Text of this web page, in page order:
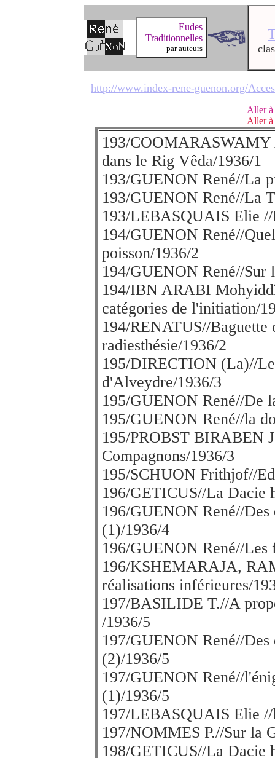
Eudes
Traditionnelles
par auteurs
http://www.index-rene-guenon.org/
Aller à
Aller à
193/
dans le Rig Vêda/1936/1
193/GUENON René//La
193/GUENON René//La
193/LEBASQUAIS Elie
194/GUENON René//
poisson/1936/2
194/GUENON René//Sur
194/IBN ARABI
catégories de l'initiation/
194/RENATUS//
radiesthésie/1936/2
195/DIRECTION (La)//
d'Alveydre/1936/3
195/GUENON René//De
195/GUENON René//la
195/PROBST BIRABEN
Compagnons/1936/3
195/SCHUON Frithjof//
196/GETICUS//La Dacie
196/GUENON René//
(1)/1936/4
196/GUENON René//Les
196/KSHEMARAJA,
réalisations inférieures/
197/BASILIDE T.//A
/1936/5
197/GUENON René//
(2)/1936/5
197/GUENON René//
(1)/1936/5
197/LEBASQUAIS Elie
197/NOMMES P.//Sur la
198/GETICUS//La Dacie